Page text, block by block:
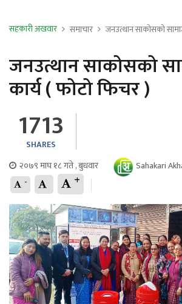
सहकारी अखवार समाचार जनउत्थान साकोसको
जनउत्थान साकोसको
कार्य ( फोटो फिचर )
1713
SHARES
२०७९ माघ १८ गते , बुधवार
Sahakari
- +